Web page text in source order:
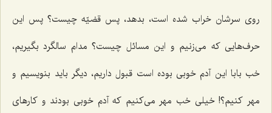
روی سرشان خراب شده است، بدهد، پس قضیّه چیست؟ پس این
حرف‌هایی که می‌زنیم و این مسائل چیست؟ مدام سالگرد بگیریم،
خب بابا این آدم خوبی بوده است قبول داریم، دیگر باید بنویسیم و
مهر کنیم؟! خیلی خب مهر می‌کنیم که آدم خوبی بودند و کارهای